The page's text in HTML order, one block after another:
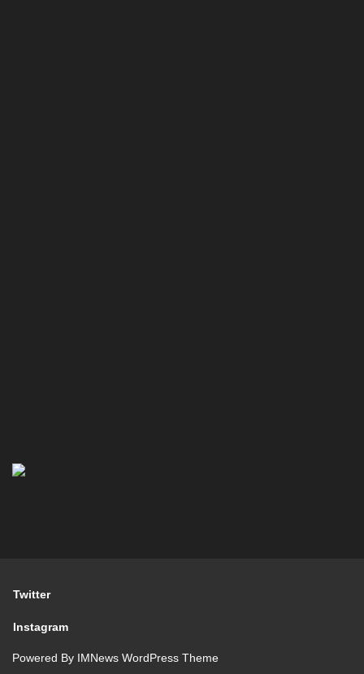
Twitter
Instagram
Powered By IMNews WordPress Theme